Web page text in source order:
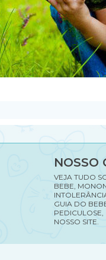
NOSSO
VEJA TUDO
BEBE,
GUIA DO
PEDICULOSE,
NOSSO SITE.